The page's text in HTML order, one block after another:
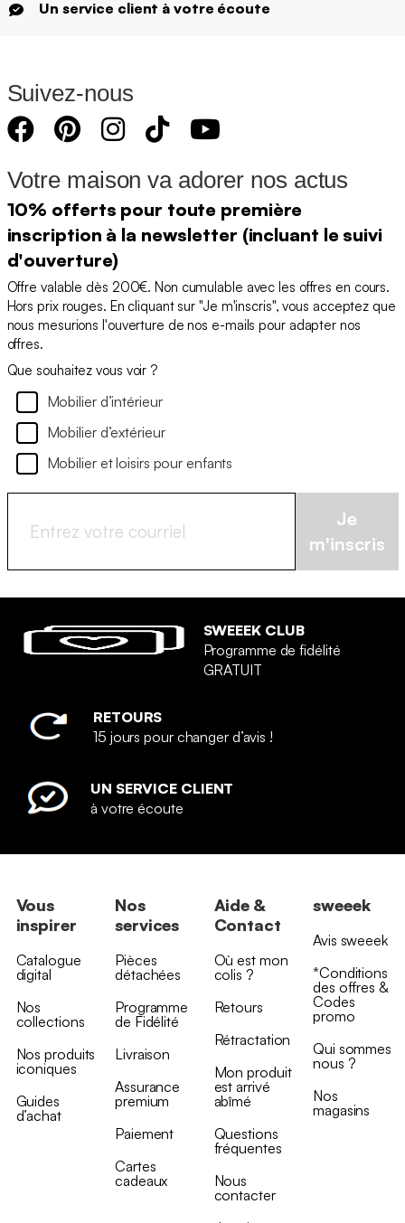
Un service client à votre écoute
Suivez-nous
Votre maison va adorer nos actus
10% offerts pour toute première
inscription à la newsletter (incluant le suivi
d'ouverture)
Offre valable dès 200€. Non cumulable avec les offres en cours.
Hors prix rouges. En cliquant sur "Je m'inscris", vous acceptez que
nous mesurions l'ouverture de nos e-mails pour adapter nos
offres.
Que souhaitez vous voir ?
Mobilier d’intérieur
Mobilier d’extérieur
Mobilier et loisirs pour enfants
Je
m'inscris
SWEEEK CLUB
Programme de fidélité
GRATUIT
RETOURS
15 jours pour changer d’avis !
UN SERVICE CLIENT
à votre écoute
Vous
inspirer
Catalogue
digital
Nos
collections
Nos produits
iconiques
Guides
d’achat
Nos
services
Pièces
détachées
Programme
de Fidélité
Livraison
Assurance
premium
Paiement
Cartes
cadeaux
Aide &
Contact
Où est mon
colis ?
Retours
Rétractation
Mon produit
est arrivé
abîmé
Questions
fréquentes
Nous
contacter
sweeek
Avis sweeek
*Conditions
des offres &
Codes
promo
Qui sommes
nous ?
Nos
magasins